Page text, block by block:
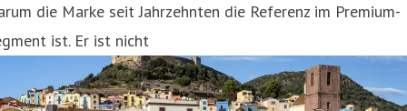
die Marke seit Jahrzehnten die Referenz im Premium-
ist. Er ist nicht